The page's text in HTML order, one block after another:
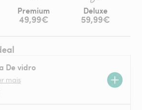
Premium
49,99€
Deluxe
59,99€
De vidro
mais